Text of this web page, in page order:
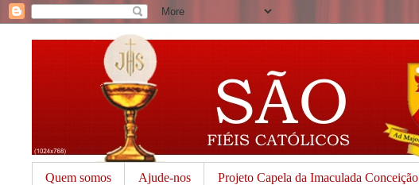
Quem somos Ajude-nos Projeto Capela da Imaculada Conceição